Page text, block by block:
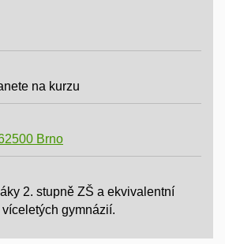
na kurzu
Brno
2. stupně ZŠ a ekvivalentní
gymnázií.